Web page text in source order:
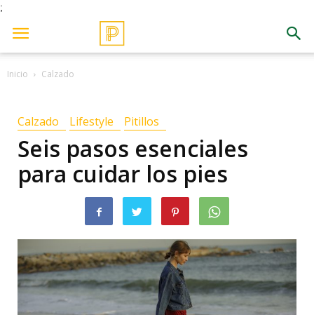
;
Inicio Calzado
Calzado Lifestyle Pitillos
Seis pasos esenciales
para cuidar los pies